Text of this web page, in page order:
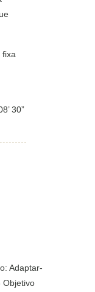
30”
Adaptar-
Objetivo